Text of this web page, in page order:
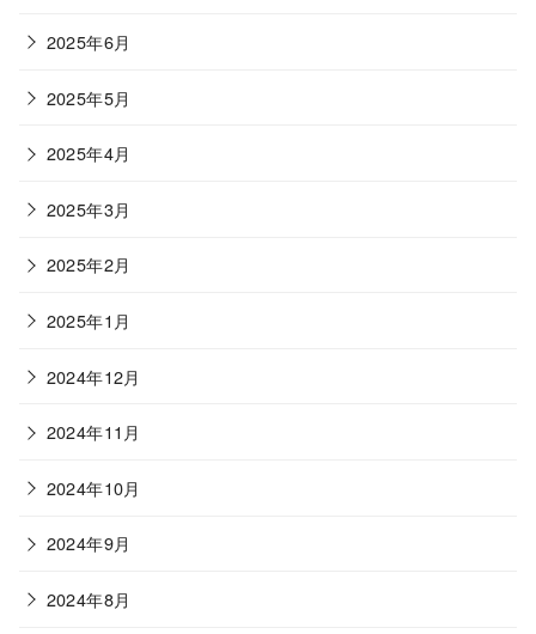
2025年6月
2025年5月
2025年4月
2025年3月
2025年2月
2025年1月
2024年12月
2024年11月
2024年10月
2024年9月
2024年8月